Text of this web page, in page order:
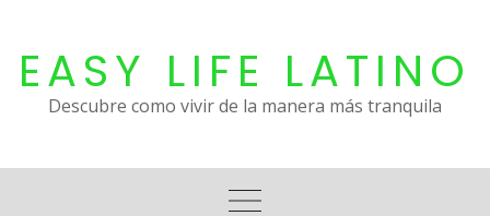
content
EASY LIFE LATINO
Descubre como vivir de la manera más tranquila